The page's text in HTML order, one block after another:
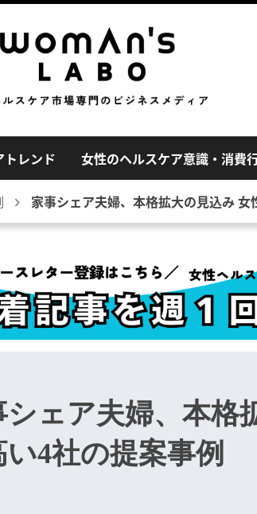
レンド 女性のヘルスケア意識・消費
家事シェア夫婦、本格拡大の見込み
シェア夫婦、本格
い4社の提案事例